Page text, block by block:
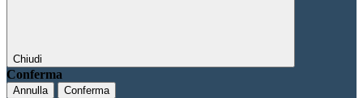
Chiudi
Conferma
Annulla Conferma